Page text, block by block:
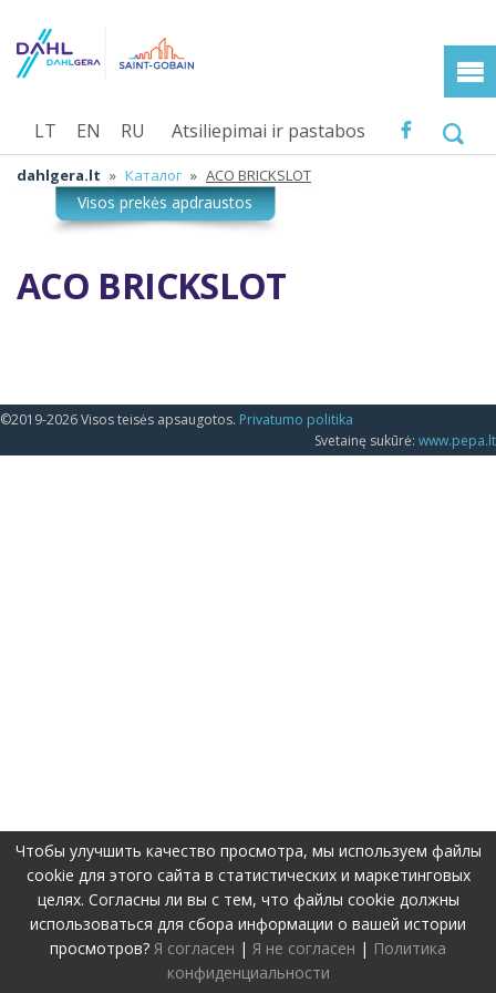
Atsiliepimai ir pastabos
LT EN RU
dahlgera.lt » Каталог » ACO BRICKSLOT
ACO BRICKSLOT
©2019-2026 Visos teisės apsaugotos. Privatumo politika
Svetainę sukūrė: www.pepa.lt
Чтобы улучшить качество просмотра, мы используем файлы
cookie для этого сайта в статистических и маркетинговых
целях. Согласны ли вы с тем, что файлы cookie должны
использоваться для сбора информации о вашей истории
просмотров? Я согласен | Я не согласен | Политика
конфиденциальности